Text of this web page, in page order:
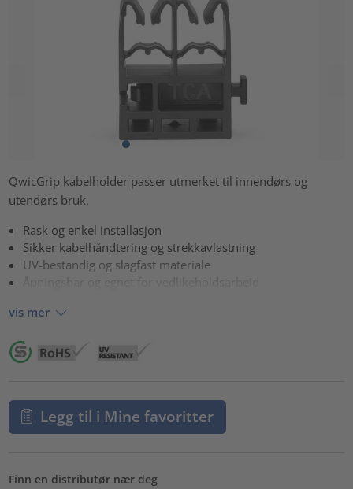
QwicGrip kabelholder passer utmerket til innendørs og
utendørs bruk.
Rask og enkel installasjon
Sikker kabelhåndtering og strekkavlastning
UV-bestandig og slagfast materiale
Åpningsbar og egnet for vedlikeholdsarbeid
vis mer
Legg til i Mine favoritter
Finn en distributør nær deg